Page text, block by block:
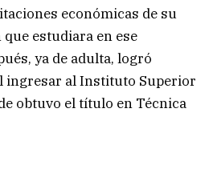
económicas de su
estudiara en ese
ya de adulta, logró
ingresar al Instituto Superior
obtuvo el título en Técnica